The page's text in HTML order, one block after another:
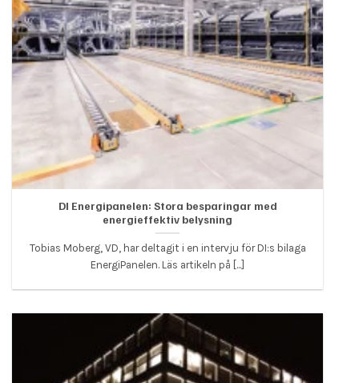
DI Energipanelen: Stora besparingar med
energieffektiv belysning
Tobias Moberg, VD, har deltagit i en intervju för DI:s bilaga
EnergiPanelen. Läs artikeln på [...]